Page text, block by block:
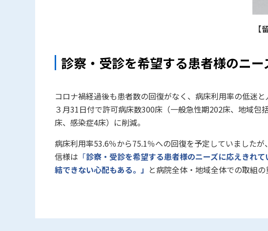
診察・受診を希望する患者様のニ
コロナ禍経過後も患者数の回復がなく、病床利用率の低迷
３月31日付で許可病床数300床（一般急性期202床、地域包
床、感染症4床）に削減。
病床利用率53.6％から75.1％への回復を予定していました
信様は 「診察・受診を希望する患者様のニーズに応えきれ
結できない心配もある。」 と病院全体・地域全体での取組